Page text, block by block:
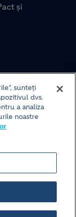
și
sunteți
dvs.
a analiza
noastre